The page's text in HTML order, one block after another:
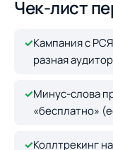
Чек-лист
✓Кампания с
разная
✓Минус-слова
«бесплатно»
✓Коллтрекинг